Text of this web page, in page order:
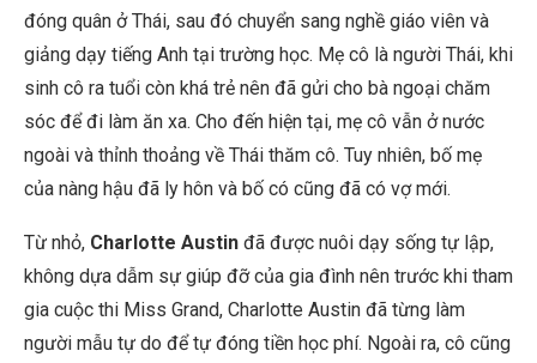
đóng quân ở Thái, sau đó chuyển sang nghề giáo viên và
giảng dạy tiếng Anh tại trường học. Mẹ cô là người Thái, khi
sinh cô ra tuổi còn khá trẻ nên đã gửi cho bà ngoại chăm
sóc để đi làm ăn xa. Cho đến hiện tại, mẹ cô vẫn ở nước
ngoài và thỉnh thoảng về Thái thăm cô. Tuy nhiên, bố mẹ
của nàng hậu đã ly hôn và bố có cũng đã có vợ mới.
Từ nhỏ, Charlotte Austin đã được nuôi dạy sống tự lập,
không dựa dẫm sự giúp đỡ của gia đình nên trước khi tham
gia cuộc thi Miss Grand, Charlotte Austin đã từng làm
người mẫu tự do để tự đóng tiền học phí. Ngoài ra, cô cũng